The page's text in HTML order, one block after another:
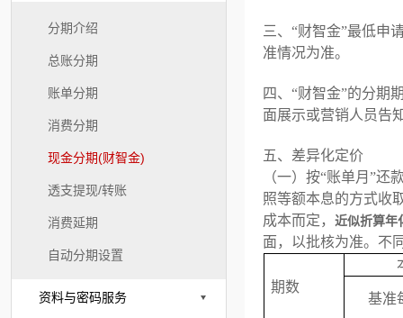
分期介绍
总账分期
账单分期
消费分期
现金分期(财智金)
透支提现/转账
消费延期
自动分期设置
资料与密码服务
三、 “财智金”最低申
准情况为准。
四、 “财智金”的分期
面展示或营销人员告
五、 差异化定价
（一） 按“账单月”还
照等额本息的方式收
成本而定， 近似折算年
面，以批核为准。不
期数
基准